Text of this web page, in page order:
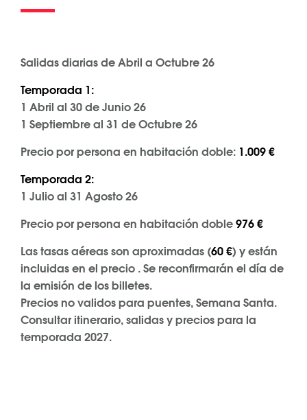
Salidas diarias de Abril a Octubre 26
Temporada 1:
1 Abril al 30 de Junio 26
1 Septiembre al 31 de Octubre 26
Precio por persona en habitación doble: 1.009 €
Temporada 2:
1 Julio al 31 Agosto 26
Precio por persona en habitación doble976 €
Las tasas aéreas son aproximadas (60 €) y están
incluidas en el precio . Se reconfirmarán el día de
la emisión de los billetes.
Precios no validos para puentes, Semana Santa.
Consultar itinerario, salidas y precios para la
temporada 2027.